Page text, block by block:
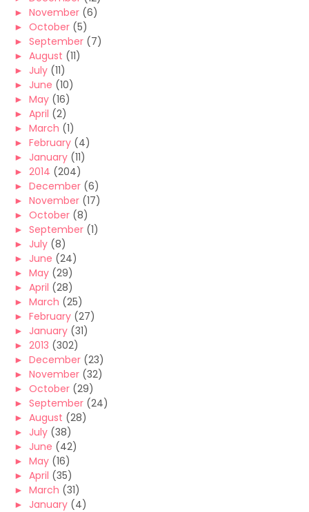
► November (6)
► October (5)
► September (7)
► August (11)
► July (11)
► June (10)
► May (16)
► April (2)
► March (1)
► February (4)
► January (11)
► 2014 (204)
► December (6)
► November (17)
► October (8)
► September (1)
► July (8)
► June (24)
► May (29)
► April (28)
► March (25)
► February (27)
► January (31)
► 2013 (302)
► December (23)
► November (32)
► October (29)
► September (24)
► August (28)
► July (38)
► June (42)
► May (16)
► April (35)
► March (31)
► January (4)